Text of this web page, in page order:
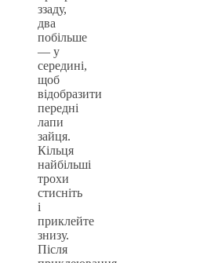
ззаду,
два
побільше
— у
середині,
щоб
відобразити
передні
лапи
зайця.
Кільця
найбільші
трохи
стисніть
і
приклейте
знизу.
Після